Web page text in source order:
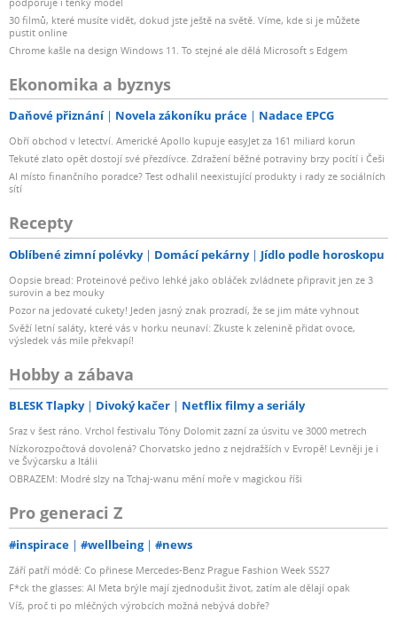
30 filmů, které musíte vidět, dokud jste ještě na světě. Víme, kde si je můžete
pustit online
Chrome kašle na design Windows 11. To stejné ale dělá Microsoft s Edgem
Ekonomika a byznys
Daňové přiznání Novela zákoníku práce Nadace EPCG
Obří obchod v letectví. Americké Apollo kupuje easyJet za 161 miliard korun
Tekuté zlato opět dostojí své přezdívce. Zdražení běžné potraviny brzy pocítí i Češi
AI místo finančního poradce? Test odhalil neexistující produkty i rady ze sociálních
sítí
Recepty
Oblíbené zimní polévky Domácí pekárny Jídlo podle horoskopu
Oopsie bread: Proteinové pečivo lehké jako obláček zvládnete připravit jen ze 3
surovin a bez mouky
Pozor na jedovaté cukety! Jeden jasný znak prozradí, že se jim máte vyhnout
Svěží letní saláty, které vás v horku neunaví: Zkuste k zelenině přidat ovoce,
výsledek vás mile překvapí!
Hobby a zábava
BLESK Tlapky Divoký kačer Netflix filmy a seriály
Sraz v šest ráno. Vrchol festivalu Tóny Dolomit zazní za úsvitu ve 3000 metrech
Nízkorozpočtová dovolená? Chorvatsko jedno z nejdražších v Evropě! Levněji je i
ve Švýcarsku a Itálii
OBRAZEM: Modré slzy na Tchaj-wanu mění moře v magickou říši
Pro generaci Z
#inspirace #wellbeing #news
Září patří módě: Co přinese Mercedes-Benz Prague Fashion Week SS27
F*ck the glasses: AI Meta brýle mají zjednodušit život, zatím ale dělají opak
Víš, proč ti po mléčných výrobcích možná nebývá dobře?